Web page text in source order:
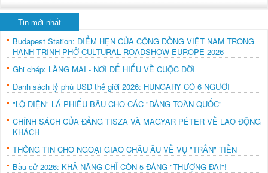
Tin mới nhất
Budapest Station: ĐIỂM HẸN CỦA CỘNG ĐỒNG VIỆT NAM TRONG
HÀNH TRÌNH PHỞ CULTURAL ROADSHOW EUROPE 2026
Ghi chép: LÀNG MAI - NƠI ĐỂ HIỂU VỀ CUỘC ĐỜI
Danh sách tỷ phú USD thế giới 2026: HUNGARY CÓ 6 NGƯỜI
"LỘ DIỆN" LÁ PHIẾU BẦU CHO CÁC "ĐẢNG TOÀN QUỐC"
CHÍNH SÁCH CỦA ĐẢNG TISZA VÀ MAGYAR PÉTER VỀ LAO ĐỘNG
KHÁCH
THÔNG TIN CHO NGOẠI GIAO CHÂU ÂU VỀ VỤ "TRẤN" TIỀN
Bầu cử 2026: KHẢ NĂNG CHỈ CÒN 5 ĐẢNG "THƯỢNG ĐÀI"!